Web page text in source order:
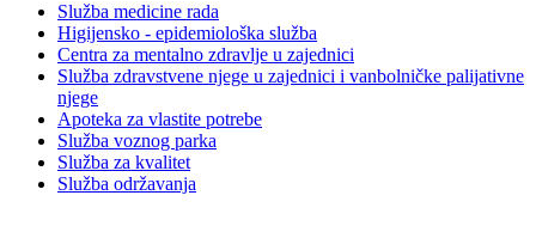
Služba medicine rada
Higijensko - epidemiološka služba
Centra za mentalno zdravlje u zajednici
Služba zdravstvene njege u zajednici i vanbolničke palijativne
njege
Apoteka za vlastite potrebe
Služba voznog parka
Služba za kvalitet
Služba održavanja